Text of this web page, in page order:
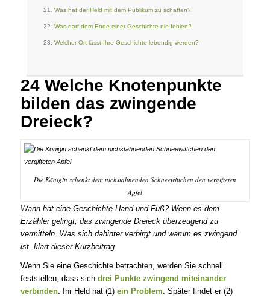
Was hat der Held mit dem Publikum zu schaffen?
Was darf dem Ende einer Geschichte nie fehlen?
Welcher Ort lässt Ihre Geschichte lebendig werden?
24 Welche Knotenpunkte
bilden das zwingende
Dreieck?
Die Königin schenkt dem nichstahnenden Schneewittchen den vergifteten
Apfel
Wann hat eine Geschichte Hand und Fuß? Wenn es dem
Erzähler gelingt, das zwingende Dreieck überzeugend zu
vermitteln. Was sich dahinter verbirgt und warum es zwingend
ist, klärt dieser Kurzbeitrag.
Wenn Sie eine Geschichte betrachten, werden Sie schnell
feststellen, dass sich drei Punkte zwingend miteinander
verbinden. Ihr Held hat (1) ein Problem. Später findet er (2)